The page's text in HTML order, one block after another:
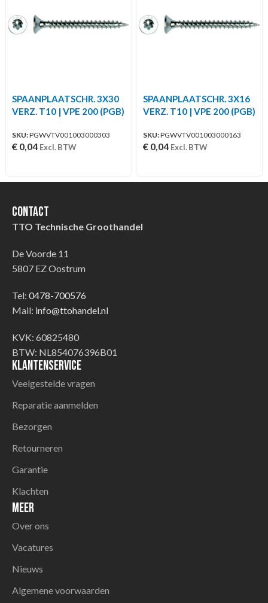
SPAANPLAATSCHR. 3X30
VERZ. T10 | VPE 200 (PGB)
SKU:PGWVTV001003000303
€ 0,04 Excl. BTW
SPAANPLAATSCHR. 3X16
VERZ. T10 | VPE 200 (PGB)
SKU:PGWVTV001003000163
€ 0,04 Excl. BTW
Contact
TTO Technische Groothandel
De Voorde 11
5807 EZ Oostrum
Tel: 0478-700576
Mail: info@ttohandel.nl
KVK: 60825480
BTW: NL854076396B01
Klantenservice
Veelgestelde vragen
Reparatie aanmelden
Bezorgen
Retourneren
Garantie
Klachten
Meer
Over ons
Vacatures
Nieuws
Algemene voorwaarden